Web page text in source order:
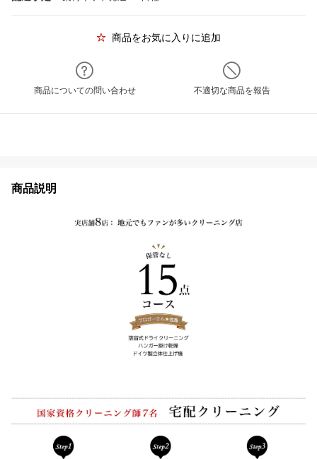
商品をお気に入りに追加
商品についての問い合わせ 不適切な商品を報告
商品説明